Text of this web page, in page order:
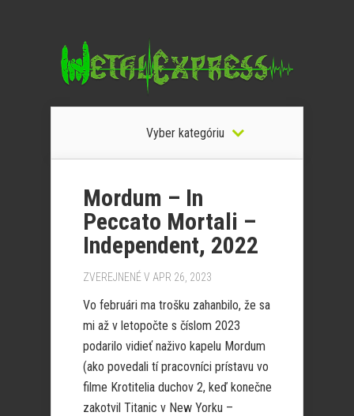
Vyber kategóriu
Mordum – In
Peccato Mortali –
Independent, 2022
ZVEREJNENÉ V APR 26, 2023
Vo februári ma trošku zahanbilo, že sa
mi až v letopočte s číslom 2023
podarilo vidieť naživo kapelu Mordum
(ako povedali tí pracovníci prístavu vo
filme Krotitelia duchov 2, keď konečne
zakotvil Titanic v New Yorku –